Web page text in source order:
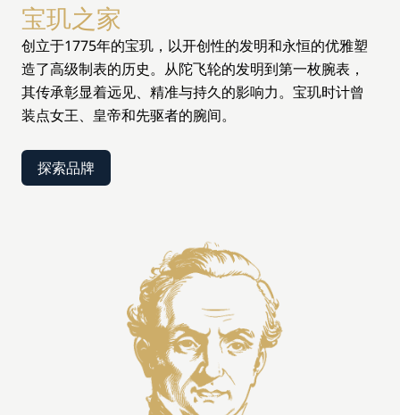
宝玑之家
创立于1775年的宝玑，以开创性的发明和永恒的优雅塑
造了高级制表的历史。从陀飞轮的发明到第一枚腕表，
其传承彰显着远见、精准与持久的影响力。宝玑时计曾
装点女王、皇帝和先驱者的腕间。
探索品牌